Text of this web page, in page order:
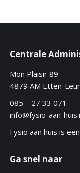
Centrale
Mon Plaisir 89
4879 AM Etten-Leur
085 – 27 33 071
info@fysio-aan-
Fysio aan huis is
Ga snel naar